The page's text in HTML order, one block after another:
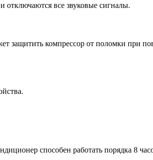
отключаются все звуковые сигналы.
защитить компрессор от поломки при
способен работать порядка 8